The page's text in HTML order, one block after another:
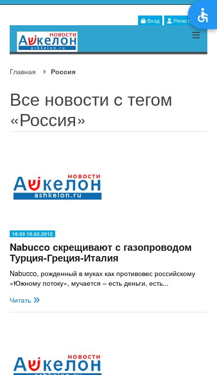
Вход Регистрация
Главная Россия
Все новости c тегом
«Россия»
16:33 10.02.2012
Nabucco скрещивают с газопроводом
Турция-Греция-Италия
Nabucco, рожденный в муках как противовес российскому
«Южному потоку», мучается – есть деньги, есть...
Читать